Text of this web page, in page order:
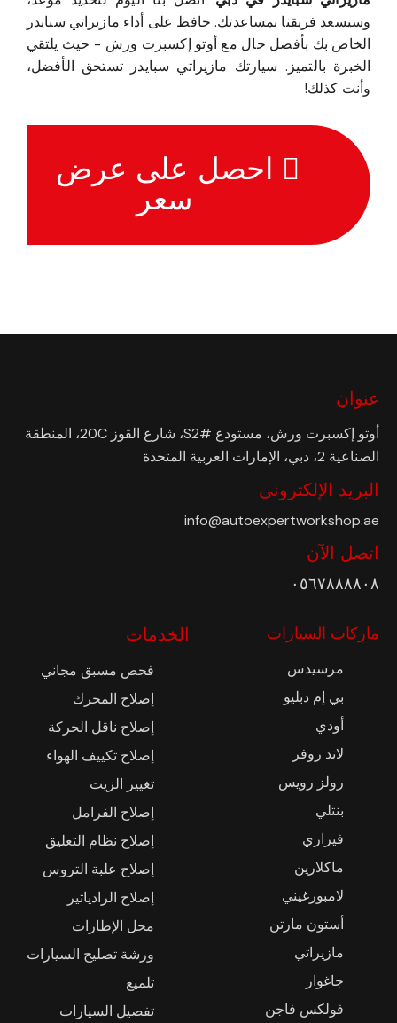
وسيسعد فريقنا بمساعدتك. حافظ على أداء مازيراتي سبايدر
الخاص بك بأفضل حال مع أوتو إكسبرت ورش - حيث يلتقي
الخبرة بالتميز. سيارتك مازيراتي سبايدر تستحق الأفضل،
وأنت كذلك!
احصل على عرض
سعر
عنوان
أوتو إكسبرت ورش، مستودع #S2، شارع القوز 20C، المنطقة
الصناعية 2، دبي، الإمارات العربية المتحدة
البريد الإلكتروني
info@autoexpertworkshop.ae
اتصل الآن
٠٥٦٧٨٨٨٨٠٨
ماركات السيارات
مرسيدس
بي إم دبليو
أودي
لاند روفر
رولز رويس
بنتلي
فيراري
ماكلارين
لامبورغيني
أستون مارتن
مازيراتي
جاغوار
فولكس فاجن
الخدمات
فحص مسبق مجاني
إصلاح المحرك
إصلاح ناقل الحركة
إصلاح تكييف الهواء
تغيير الزيت
إصلاح الفرامل
إصلاح نظام التعليق
إصلاح علبة التروس
إصلاح الرادياتير
محل الإطارات
ورشة تصليح السيارات
تلميع
تفصيل السيارات